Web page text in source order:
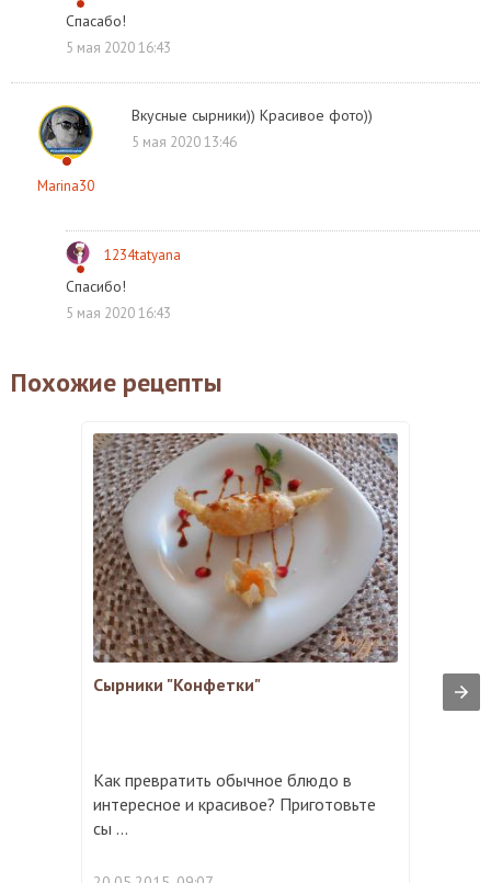
Спасабо!
5 мая 2020 16:43
Marina30
Вкусные сырники)) Красивое фото))
5 мая 2020 13:46
1234tatyana
Спасибо!
5 мая 2020 16:43
Похожие рецепты
Сырники "Конфетки"
Как превратить обычное блюдо в
интересное и красивое? Приготовьте
сы ...